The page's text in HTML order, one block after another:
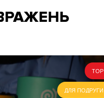
TOP
ДЛЯ ПОДРУГИ